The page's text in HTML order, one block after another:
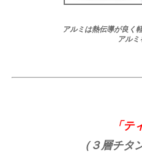
アルミは熱伝導が良く
アル
「テ
（３層チ